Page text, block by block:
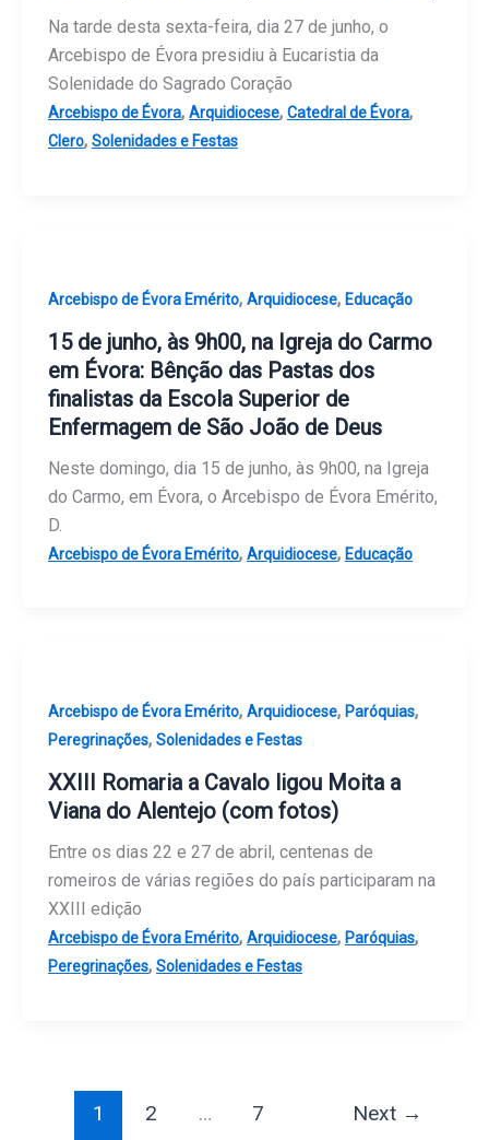
Na tarde desta sexta-feira, dia 27 de junho, o
Arcebispo de Évora presidiu à Eucaristia da
Solenidade do Sagrado Coração
Arcebispo de Évora, Arquidiocese, Catedral de Évora,
Clero, Solenidades e Festas
Arcebispo de Évora Emérito, Arquidiocese, Educação
15 de junho, às 9h00, na Igreja do Carmo
em Évora: Bênção das Pastas dos
finalistas da Escola Superior de
Enfermagem de São João de Deus
Neste domingo, dia 15 de junho, às 9h00, na Igreja
do Carmo, em Évora, o Arcebispo de Évora Emérito,
D.
Arcebispo de Évora Emérito, Arquidiocese, Educação
Arcebispo de Évora Emérito, Arquidiocese, Paróquias,
Peregrinações, Solenidades e Festas
XXIII Romaria a Cavalo ligou Moita a
Viana do Alentejo (com fotos)
Entre os dias 22 e 27 de abril, centenas de
romeiros de várias regiões do país participaram na
XXIII edição
Arcebispo de Évora Emérito, Arquidiocese, Paróquias,
Peregrinações, Solenidades e Festas
1 2 … 7 Next →